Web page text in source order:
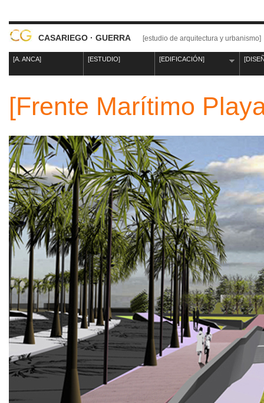
CASARIEGO · GUERRA [estudio de arquitectura y urbanismo]
[A. ANCA] [ESTUDIO] [EDIFICACIÓN]
[Frente Marítimo